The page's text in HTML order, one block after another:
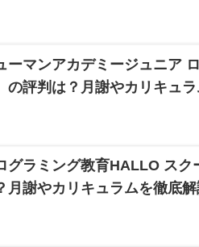
ーマンアカデミージュニア
の評判は？月謝やカリキュ
グラミング教育HALLO スク
月謝やカリキュラムを徹底